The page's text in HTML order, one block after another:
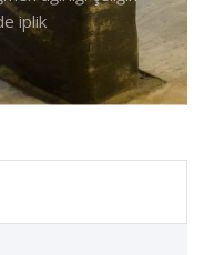
iplik